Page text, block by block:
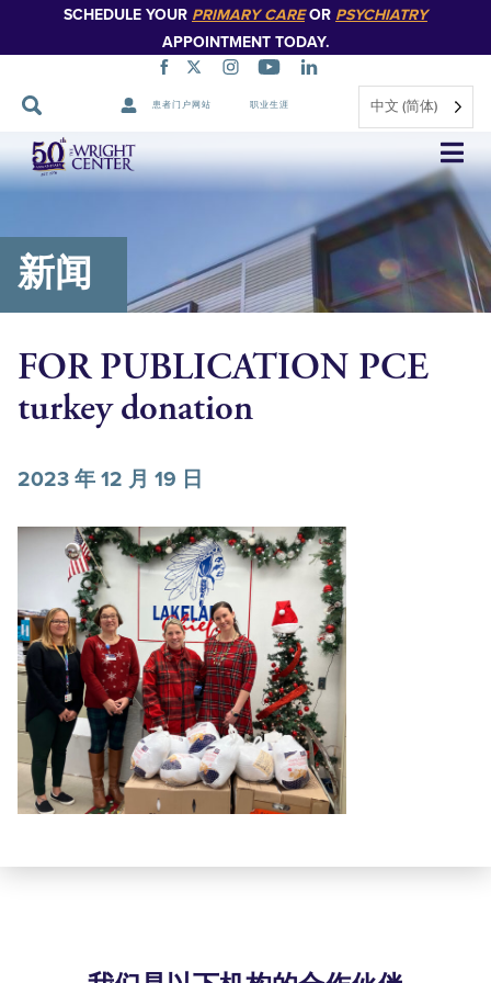
SCHEDULE YOUR PRIMARY CAREOR PSYCHIATRY
APPOINTMENT TODAY.
患者门户网站 职业生涯 中文 (简体)
跳
过
导
新闻
FOR PUBLICATION PCE
turkey donation
2023 年 12 月 19 日